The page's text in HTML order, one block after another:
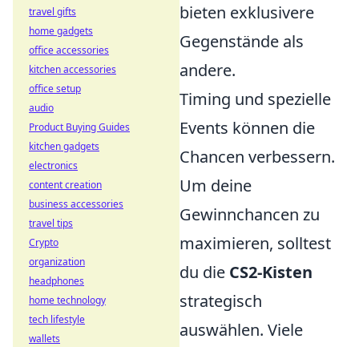
bieten exklusivere
Gegenstände als
andere.
Timing und spezielle
Events können die
Chancen verbessern.
Um deine
Gewinnchancen zu
maximieren, solltest
du die CS2-Kisten
strategisch
auswählen. Viele
travel gifts
home gadgets
office accessories
kitchen accessories
office setup
audio
Product Buying Guides
kitchen gadgets
electronics
content creation
business accessories
travel tips
Crypto
organization
headphones
home technology
tech lifestyle
wallets